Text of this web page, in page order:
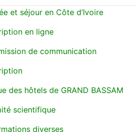
et séjour en Côte d’Ivoire
en ligne
de communication
des hôtels de GRAND BASSAM
scientifique
diverses